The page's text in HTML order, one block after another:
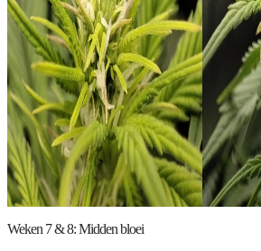
Weken 7 & 8: Midden bloei